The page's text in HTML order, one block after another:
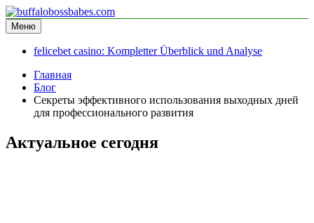
Перейти
к
содержимому
buffalobossbabes.com
информационный сайт
Меню
felicebet casino: Kompletter Überblick und Analyse
Главная
Блог
Секреты эффективного использования выходных дней
для профессионального развития
Актуальное сегодня